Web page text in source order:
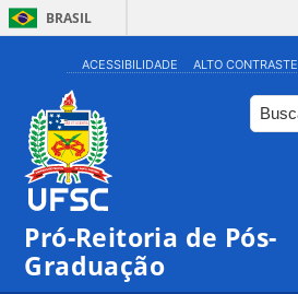
BRASIL
ACESSIBILIDADE ALTO CONTRASTE
Pró-Reitoria de Pós-
Graduação